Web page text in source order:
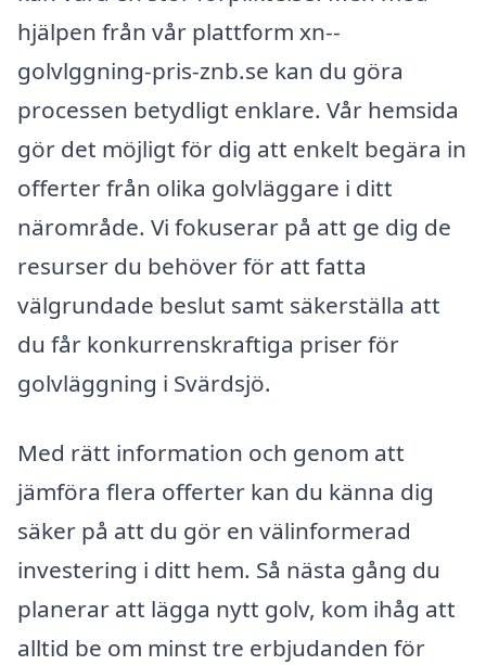
hjälpen från vår plattform xn--
golvlggning-pris-znb.se kan du göra
processen betydligt enklare. Vår hemsida
gör det möjligt för dig att enkelt begära in
offerter från olika golvläggare i ditt
närområde. Vi fokuserar på att ge dig de
resurser du behöver för att fatta
välgrundade beslut samt säkerställa att
du får konkurrenskraftiga priser för
golvläggning i Svärdsjö.
Med rätt information och genom att
jämföra flera offerter kan du känna dig
säker på att du gör en välinformerad
investering i ditt hem. Så nästa gång du
planerar att lägga nytt golv, kom ihåg att
alltid be om minst tre erbjudanden för